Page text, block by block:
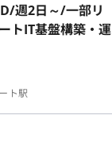
週2日～/一部リ
トIT基盤構築・運
ト駅